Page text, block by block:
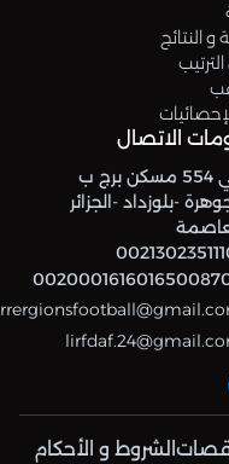
و النتائج
الاتصال
حي 554 مسكن برج ب
-بلوزداد -الجزائر
الشروط و الأحكام